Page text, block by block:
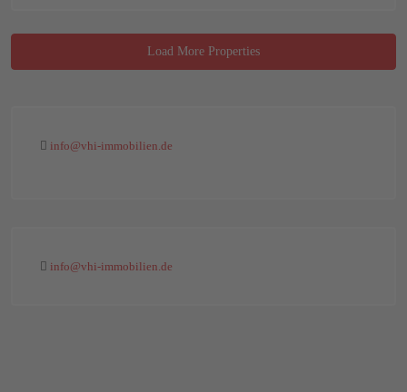
info@vhi-immobilien.de
info@vhi-immobilien.de